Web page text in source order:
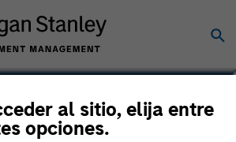
al sitio, elija entre
opciones.
CFA
Director of